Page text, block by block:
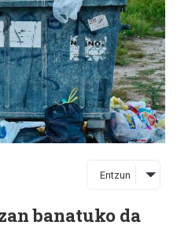
Entzun
banatuko da